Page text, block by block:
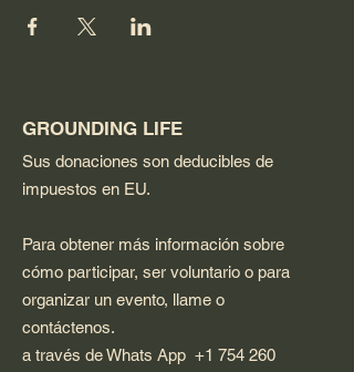
GROUNDING LIFE
Sus donaciones son deducibles de
impuestos en EU.
Para obtener más información sobre
cómo participar, ser voluntario o para
organizar un evento, llame o
contáctenos.
a través de Whats App +1 754 260